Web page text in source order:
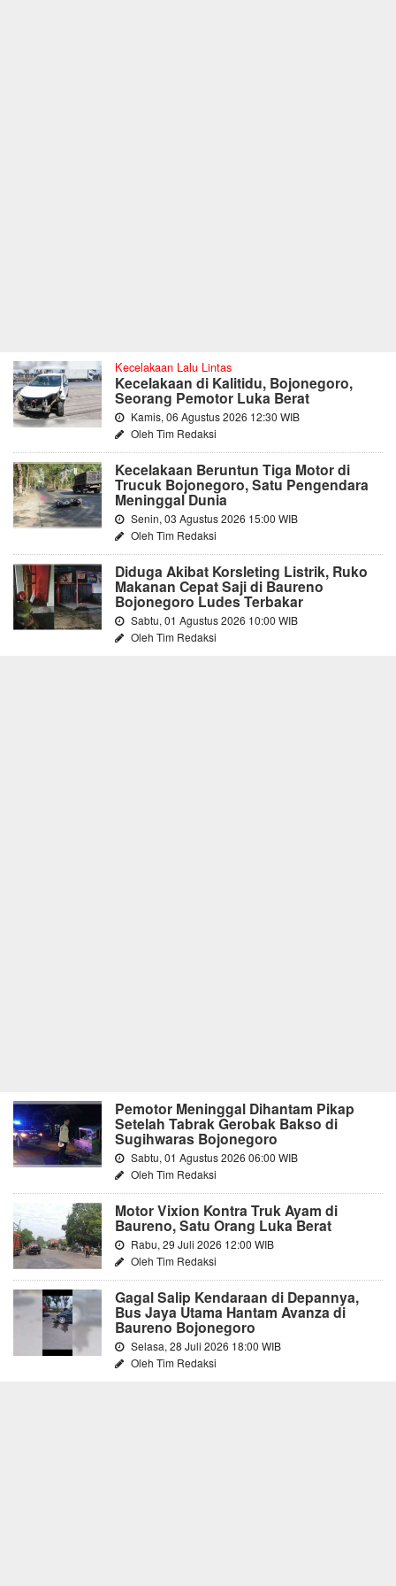
Kecelakaan Lalu Lintas
Kecelakaan di Kalitidu, Bojonegoro,
Seorang Pemotor Luka Berat
Kamis, 06 Agustus 2026 12:30 WIB
Oleh Tim Redaksi
Kecelakaan Beruntun Tiga Motor di
Trucuk Bojonegoro, Satu Pengendara
Meninggal Dunia
Senin, 03 Agustus 2026 15:00 WIB
Oleh Tim Redaksi
Diduga Akibat Korsleting Listrik, Ruko
Makanan Cepat Saji di Baureno
Bojonegoro Ludes Terbakar
Sabtu, 01 Agustus 2026 10:00 WIB
Oleh Tim Redaksi
Pemotor Meninggal Dihantam Pikap
Setelah Tabrak Gerobak Bakso di
Sugihwaras Bojonegoro
Sabtu, 01 Agustus 2026 06:00 WIB
Oleh Tim Redaksi
Motor Vixion Kontra Truk Ayam di
Baureno, Satu Orang Luka Berat
Rabu, 29 Juli 2026 12:00 WIB
Oleh Tim Redaksi
Gagal Salip Kendaraan di Depannya,
Bus Jaya Utama Hantam Avanza di
Baureno Bojonegoro
Selasa, 28 Juli 2026 18:00 WIB
Oleh Tim Redaksi